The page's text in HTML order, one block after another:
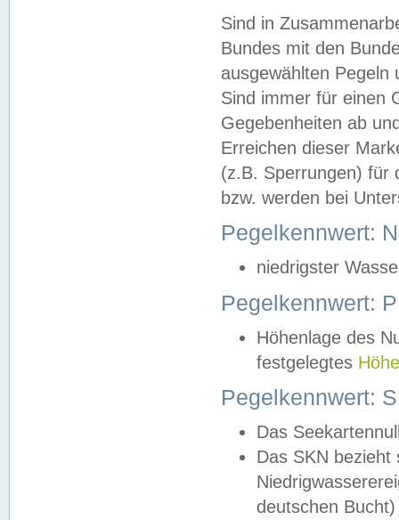
Sind in
Bundes mit den
ausgewählten
Sind immer für einen
Gegebenheiten ab
Erreichen dieser
(z.B. Sperrungen) für
bzw. werden bei
Pegelkennwert:
niedrigster
Pegelkennwert:
Höhenlage des
festgelegtes
Pegelkennwert:
Das
Das SKN
deutschen